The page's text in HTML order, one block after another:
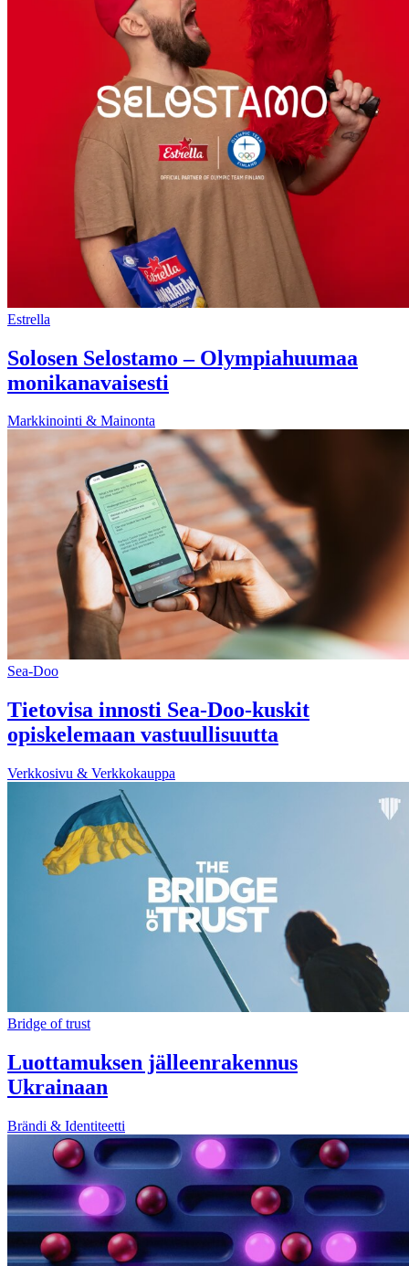
Estrella
Solosen Selostamo – Olympiahuumaa
monikanavaisesti
Markkinointi & Mainonta
Sea-Doo
Tietovisa innosti Sea-Doo-kuskit
opiskelemaan vastuullisuutta
Verkkosivu & Verkkokauppa
Bridge of trust
Luottamuksen jälleenrakennus
Ukrainaan
Brändi & Identiteetti